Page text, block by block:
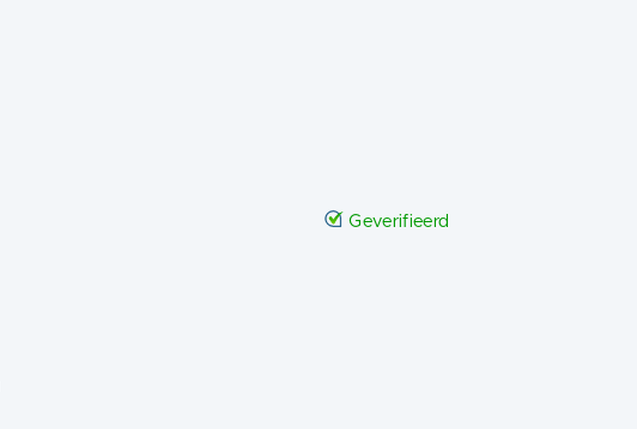
Geverifieerd